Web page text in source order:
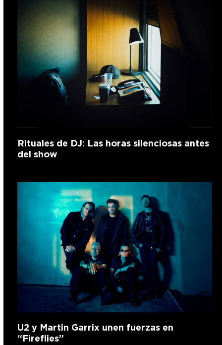
Rituales de DJ: Las horas silenciosas antes
del show
U2 y Martin Garrix unen fuerzas en
“Fireflies”